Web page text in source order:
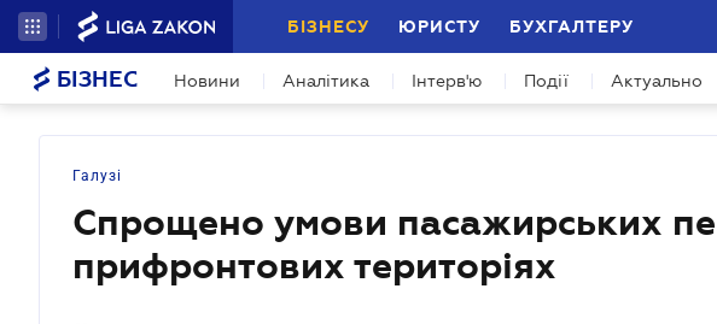
БІЗНЕСУ ЮРИСТУ БУХГАЛТЕРУ
БІЗНЕС Новини Аналітика Інтерв'ю Події Актуально
Галузі
Спрощено умови пасажирських
прифронтових територіях